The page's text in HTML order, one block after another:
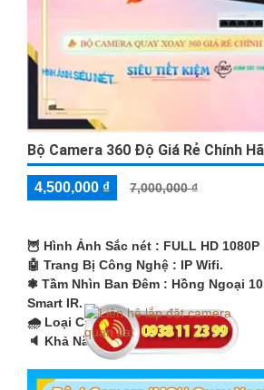
Bộ Camera 360 Độ Giá Rẻ Chính
4,500,000 ₫ 7,000,000 ₫
🦉 Hình Ảnh Sắc nét : FULL HD 1080P
🤖️ Trang Bị Công Nghệ : IP Wifi.
❃ Tầm Nhìn Ban Đêm : Hồng Ngoại
Smart IR.
🌧️ Loại CameraXoay 360.
️🔈 Khả Năng :Thu Âm Và Loa.